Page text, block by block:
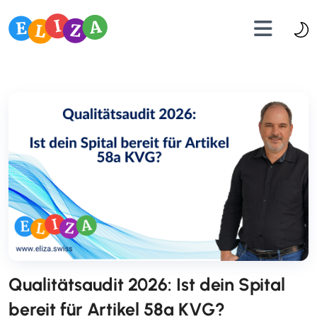
Qualitätsaudit 2026: Ist dein Spital
bereit für Artikel 58a KVG?